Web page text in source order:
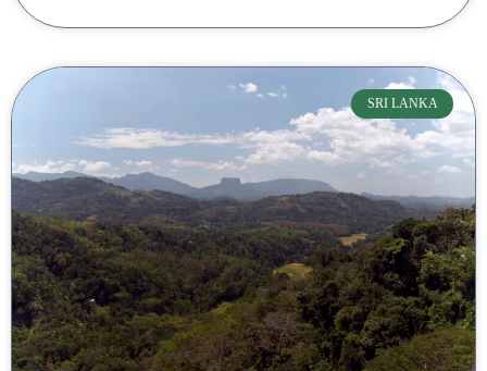
SRI LANKA